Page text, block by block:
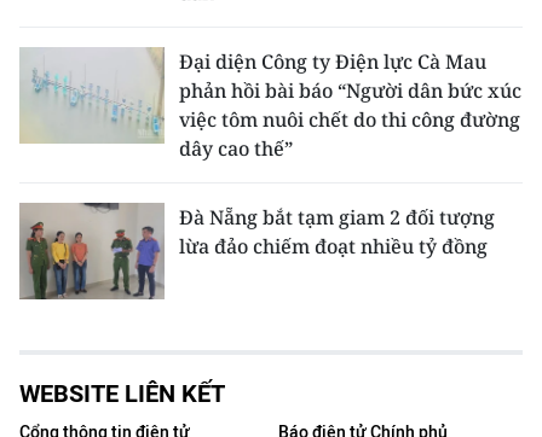
Đại diện Công ty Điện lực Cà Mau
phản hồi bài báo “Người dân bức xúc
việc tôm nuôi chết do thi công đường
dây cao thế”
Đà Nẵng bắt tạm giam 2 đối tượng
lừa đảo chiếm đoạt nhiều tỷ đồng
WEBSITE LIÊN KẾT
Cổng thông tin điện tử
Báo điện tử Chính phủ